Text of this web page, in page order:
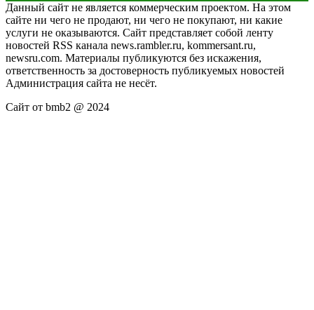
Данный сайт не является коммерческим проектом. На этом
сайте ни чего не продают, ни чего не покупают, ни какие
услуги не оказываются. Сайт представляет собой ленту
новостей RSS канала news.rambler.ru, kommersant.ru,
newsru.com. Материалы публикуются без искажения,
ответственность за достоверность публикуемых новостей
Администрация сайта не несёт.
Сайт от bmb2 @ 2024